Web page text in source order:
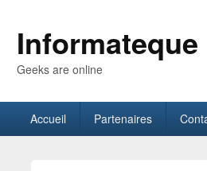
Informateque
Geeks are online
principalAccueil Partenaires